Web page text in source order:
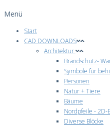
Menü
Start
CAD DOWNLOADS
Architektur
Brandschutz-
Symbole für
Personen
Natur + Tiere
Bäume
Nordpfeile - 2D-
Diverse Blöcke